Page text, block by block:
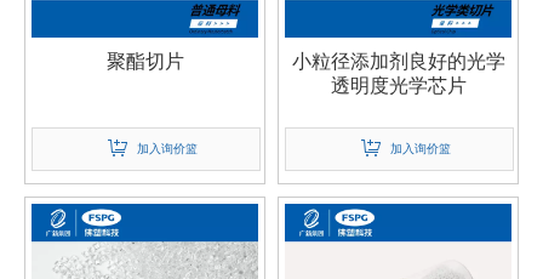
聚酯切片
加入询价篮
小粒径添加剂良好的光学
透明度光学芯片
加入询价篮